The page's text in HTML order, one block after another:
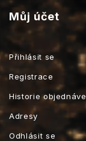
Můj účet
Přihlásit se
Registrace
Historie
Adresy
Odhlásit se